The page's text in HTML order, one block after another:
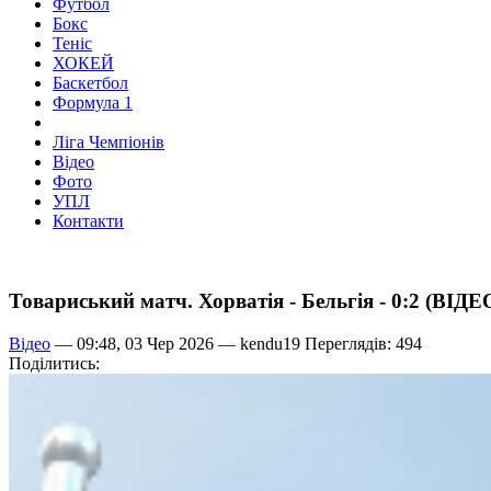
Футбол
Бокс
Теніс
ХОКЕЙ
Баскетбол
Формула 1
Ліга Чемпіонів
Відео
Фото
УПЛ
Контакти
Товариський матч. Хорватія - Бельгія - 0:2
Відео — 09:48, 03 Чер 2026 — kendu19 Переглядів: 494
Поділитись: